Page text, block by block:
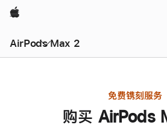
Apple
AirPods Max 2
免费镌刻服务
购买 AirPods